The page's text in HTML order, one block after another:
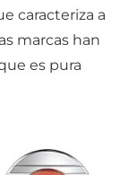
caracteriza a
marcas han
es pura